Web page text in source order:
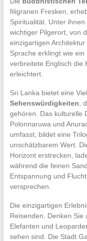
filigranen Fresken,
Spiritualität. Unter
wichtiger Pilgerort, von
einzigartigen
Sprache erklingt wie
verbreitete Englisch die
erleichtert.
Sri Lanka bietet eine
Sehenswürdigkeiten ,
gehören. Das kulturelle
Polonnaruwa und
umfasst, bildet eine
unschätzbarem Wert.
Horizont erstrecken,
während die feinen
Entspannung und
versprechen.
Die einzigartigen
Reisenden. Denken Sie
Elefanten und
sehen sind. Die Stadt